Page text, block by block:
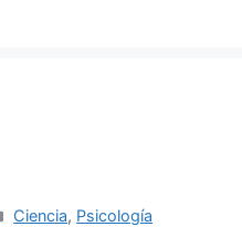
Categorías
Ciencia, Psicología